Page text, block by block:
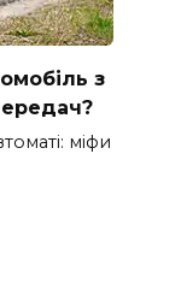
з
міфи